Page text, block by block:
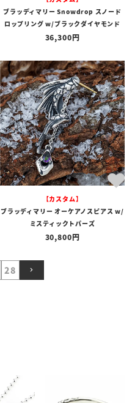
ブラッディマリー Snowdrop スノード
ロップリング w/ブラックダイヤモンド
36,300
【カスタム】
ブラッディマリー オーケアノスピアス w/
ミスティックトパーズ
30,800
28